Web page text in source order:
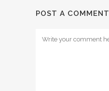
POST A COMMENT